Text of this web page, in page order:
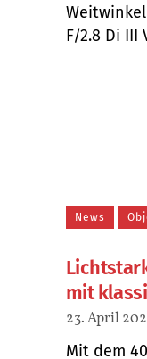
F/2.8 Di III
News
mit
23. April
Mit dem